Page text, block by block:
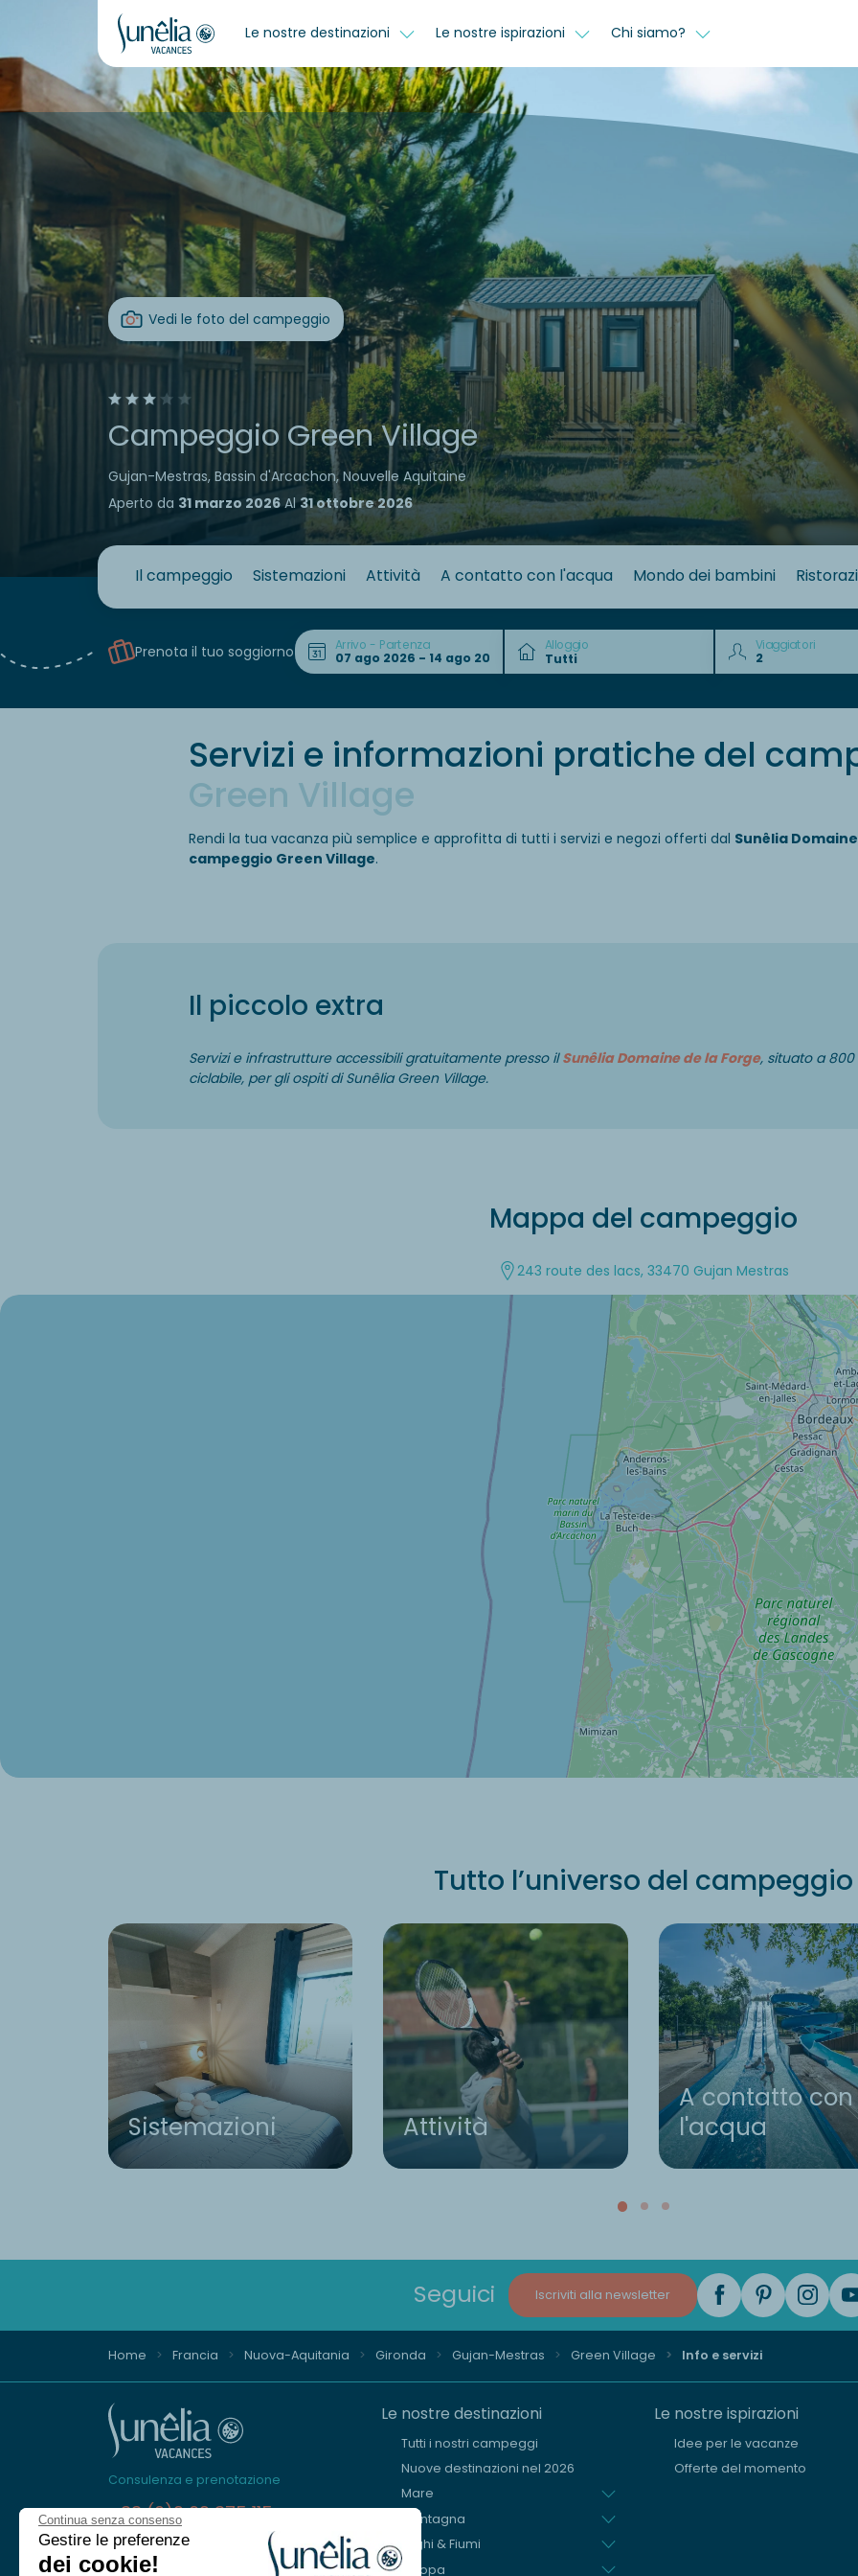
Continua senza consenso
Gestire le preferenze
dei cookie!
Le nostre destinazioni Le nostre ispirazioni Chi siamo?
Vedi le foto del campeggio
Campeggio Green Village
Gujan-Mestras, Bassin d'Arcachon, Nouvelle Aquitaine
Aperto da 31 marzo 2026Al31 ottobre 2026
Il campeggio Sistemazioni Attività A contatto con l'acqua Mondo dei bambini
Prenota il tuo soggiorno Arrivo - Partenza Alloggio Viaggiatori
Servizi e informazioni pratiche del
Green Village
Rendi la tua vacanza più semplice e approfitta di tutti i servizi e negozi offerti dal Sunêlia
campeggio Green Village.
Il piccolo extra
Servizie infrastrutture accessibili gratuitamente presso ilSunêlia Domaine de la Forge, situato a
ciclabile, per gli ospiti di Sunêlia Green Village.
Mappa del campeggio
243 route des lacs, 33470 Gujan Mestras
Tutto l’universo del campeggio
Sistemazioni Attività
A contatto con
l'acqua
Seguici Iscriviti alla newsletter
Home Francia Nuova-Aquitania Gironda Gujan-Mestras Green Village Info e servizi
Consulenza e prenotazione
+33 (0)9 69 375 115
Siamo qui per aiutarvi
Le nostre destinazioni
Tutti i nostri campeggi
Nuove destinazioni nel 2026
Mare
Montagna
Laghi & Fiumi
Europa
Le nostre ispirazioni
Idee per le vacanze
Offerte del momento